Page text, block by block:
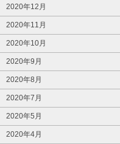
2020年12月
2020年11月
2020年10月
2020年9月
2020年8月
2020年7月
2020年5月
2020年4月